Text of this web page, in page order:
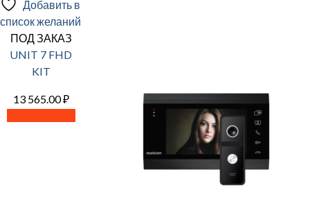
Добавить в
список желаний
ПОД ЗАКАЗ
UNIT 7 FHD
KIT
13 565.00₽